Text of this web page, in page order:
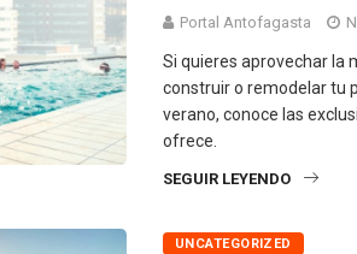
Portal Antofagasta
Si quieres aprovechar la
construir o remodelar tu
verano, conoce las
ofrece.
SEGUIR LEYENDO
UNCATEGORIZED